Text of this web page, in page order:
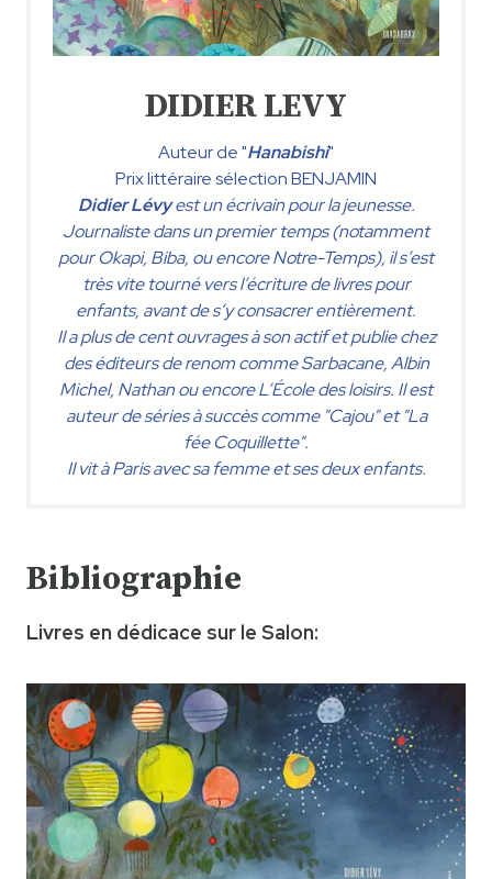
DIDIER LEVY
Auteur de "Hanabishi"
Prix littéraire sélection BENJAMIN
Didier Lévyest un écrivain pour la jeunesse.
Journaliste dans un premier temps (notamment
pour Okapi, Biba, ou encore Notre-Temps), il s’est
très vite tourné vers l’écriture de livres pour
enfants, avant de s’y consacrer entièrement.
Il a plus de cent ouvrages à son actif et publie chez
des éditeurs de renom comme Sarbacane, Albin
Michel, Nathan ou encore L’École des loisirs. Il est
auteur de séries à succès comme "Cajou" et "La
fée Coquillette".
Il vit à Paris avec sa femme et ses deux enfants.
Bibliographie
Livres en dédicace sur le Salon: